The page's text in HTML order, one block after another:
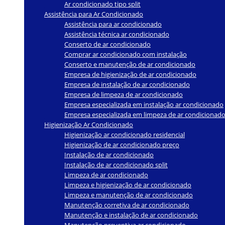
Ar condicionado tipo split
Assistência para Ar Condicionado
Assistência para ar condicionado
Assistência técnica ar condicionado
Conserto de ar condicionado
Comprar ar condicionado com instalação
Conserto e manutenção de ar condicionado
Empresa de higienização de ar condicionado
Empresa de instalação de ar condicionado
Empresa de limpeza de ar condicionado
Empresa especializada em instalação ar condicionado
Empresa especializada em limpeza de ar condicionado
Higienização Ar Condicionado
Higienização ar condicionado residencial
Higienização de ar condicionado preço
Instalação de ar condicionado
Instalação de ar condicionado split
Limpeza de ar condicionado
Limpeza e higienização de ar condicionado
Limpeza e manutenção de ar condicionado
Manutenção corretiva de ar condicionado
Manutenção e instalação de ar condicionado